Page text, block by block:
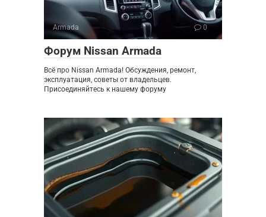
Armada 0
Форум Nissan Armada
Всё про Nissan Armada! Обсуждения, ремонт,
эксплуатация, советы от владельцев.
Присоединяйтесь к нашему форуму